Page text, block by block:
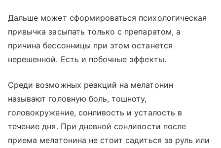
Дальше может сформироваться психологическая
привычка засыпать только с препаратом, а
причина бессонницы при этом останется
нерешенной. Есть и побочные эффекты.
Среди возможных реакций на мелатонин
называют головную боль, тошноту,
головокружение, сонливость и усталость в
течение дня. При дневной сонливости после
приема мелатонина не стоит садиться за руль или